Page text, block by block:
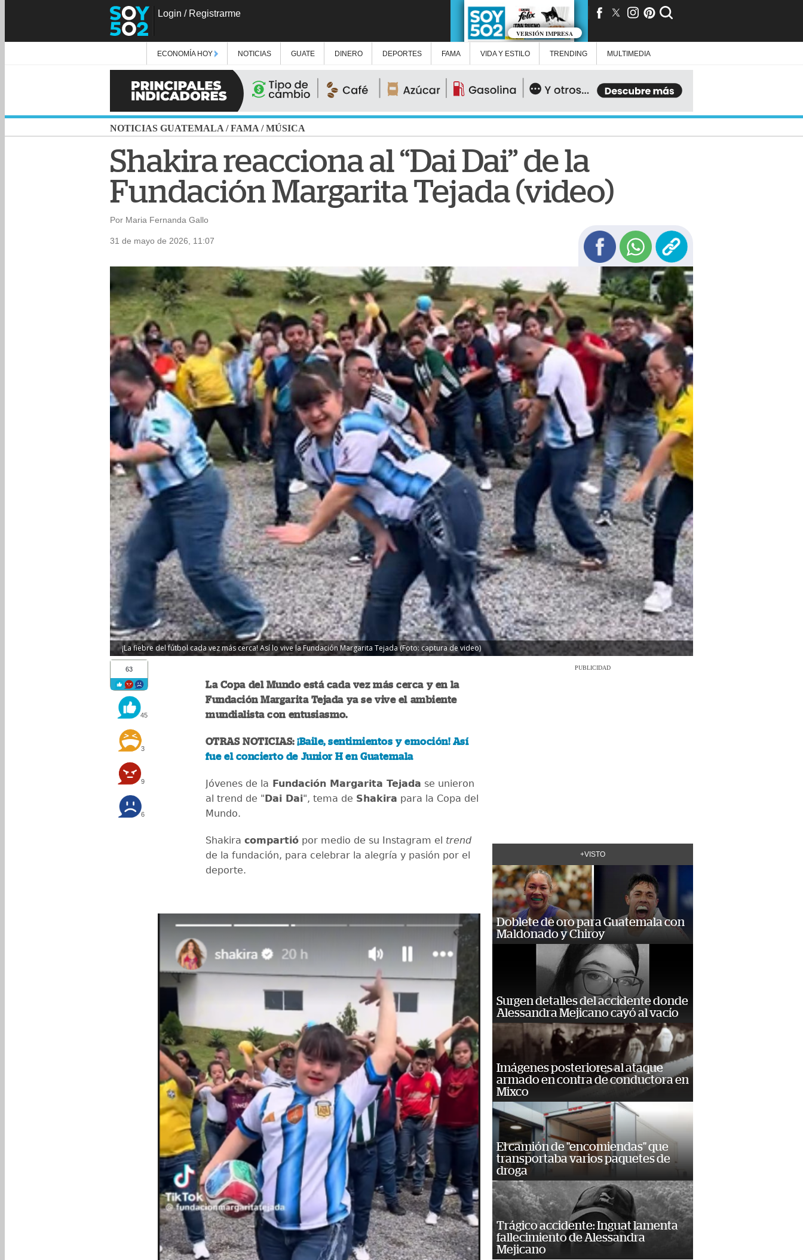
Login / Registrarme
VERSIÓN IMPRESA
ECONOMÍA HOY NOTICIAS GUATE DINERO DEPORTES FAMA VIDA Y ESTILO TRENDING MULTIMEDIA
NOTICIAS GUATEMALA /FAMA /MÚSICA
Shakira reacciona al “Dai Dai” de la
Fundación Margarita Tejada (video)
Por Maria Fernanda Gallo
31 de mayo de 2026, 11:07
¡La fiebre del fútbol cada vez más cerca! Así lo vive la Fundación Margarita Tejada (Foto: captura de video)
63
45
3
9
6
La Copa del Mundo está cada vez más cerca y en la
Fundación Margarita Tejada ya se vive el ambiente
mundialista con entusiasmo.
OTRAS NOTICIAS:¡Baile, sentimientos y emoción! Así
fue el concierto de Junior H en Guatemala
Jóvenes de la Fundación Margarita Tejada se unieron
al trend de "Dai Dai", tema de Shakira para la Copa del
Mundo.
Shakira compartió por medio de su Instagram el trend
de la fundación, para celebrar la alegría y pasión por el
deporte.
PUBLICIDAD
+VISTO
Doblete de oro para Guatemala con
Maldonado y Chiroy
Surgen detalles del accidente donde
Alessandra Mejicano cayó al vacío
Imágenes posteriores al ataque
armado en contra de conductora en
Mixco
El camión de "encomiendas" que
transportaba varios paquetes de
droga
Trágico accidente: Inguat lamenta
fallecimiento de Alessandra
Mejicano